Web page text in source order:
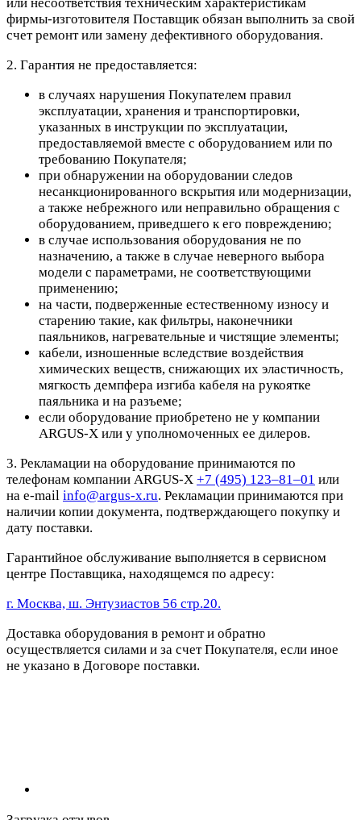
или несоответствия техническим характеристикам
фирмы-изготовителя Поставщик обязан выполнить за свой
счет ремонт или замену дефективного оборудования.
2. Гарантия не предоставляется:
в случаях нарушения Покупателем правил
эксплуатации, хранения и транспортировки,
указанных в инструкции по эксплуатации,
предоставляемой вместе с оборудованием или по
требованию Покупателя;
при обнаружении на оборудовании следов
несанкционированного вскрытия или модернизации,
а также небрежного или неправильно обращения с
оборудованием, приведшего к его повреждению;
в случае использования оборудования не по
назначению, а также в случае неверного выбора
модели с параметрами, не соответствующими
применению;
на части, подверженные естественному износу и
старению такие, как фильтры, наконечники
паяльников, нагревательные и чистящие элементы;
кабели, изношенные вследствие воздействия
химических веществ, снижающих их эластичность,
мягкость демпфера изгиба кабеля на рукоятке
паяльника и на разъеме;
если оборудование приобретено не у компании
ARGUS-X или у уполномоченных ее дилеров.
3. Рекламации на оборудование принимаются по
телефонам компании ARGUS-X +7 (495) 123–81–01 или
на e-mail info@argus-x.ru. Рекламации принимаются при
наличии копии документа, подтверждающего покупку и
дату поставки.
Гарантийное обслуживание выполняется в сервисном
центре Поставщика, находящемся по адресу:
г. Москва, ш. Энтузиастов 56 стр.20.
Доставка оборудования в ремонт и обратно
осуществляется силами и за счет Покупателя, если иное
не указано в Договоре поставки.